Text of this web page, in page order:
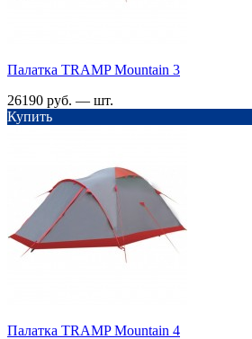
Палатка TRАMP Mountain 3
26190 руб. — шт.
Купить
Палатка TRАMP Mountain 4